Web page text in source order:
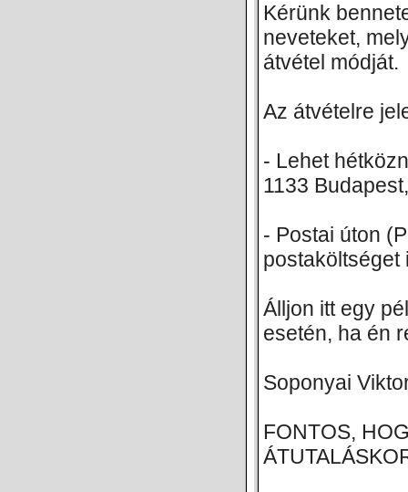
Kérünk
neveteket,
átvétel módját.
Az átvételre
- Lehet
1133
- Postai úton
postaköltséget
Álljon itt egy
esetén, ha én
Soponyai
FONTOS,